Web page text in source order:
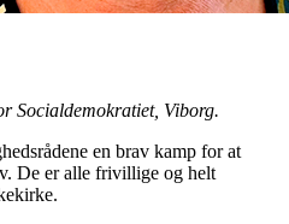
Socialdemokratiet, Viborg.
en brav kamp for at
De er alle frivillige og helt